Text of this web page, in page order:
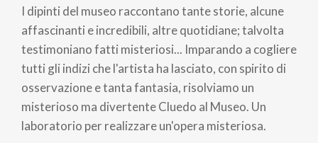
I dipinti del museo raccontano tante storie, alcune
affascinanti e incredibili, altre quotidiane; talvolta
testimoniano fatti misteriosi... Imparando a cogliere
tutti gli indizi che l'artista ha lasciato, con spirito di
osservazione e tanta fantasia, risolviamo un
misterioso ma divertente Cluedo al Museo. Un
laboratorio per realizzare un'opera misteriosa.